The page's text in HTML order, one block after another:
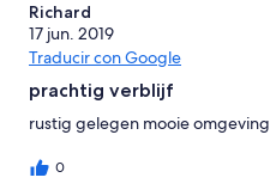
Richard
17 jun. 2019
Traducir con Google
prachtig verblijf
rustig gelegen mooie omgeving
0